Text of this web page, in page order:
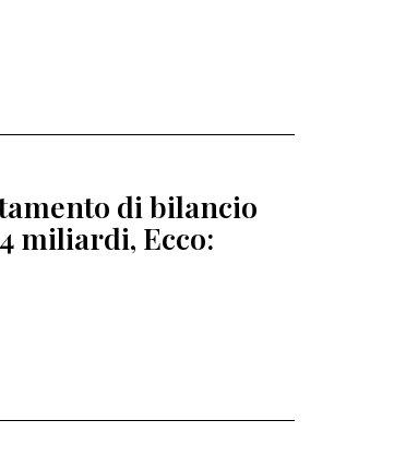
di bilancio
miliardi, Ecco: